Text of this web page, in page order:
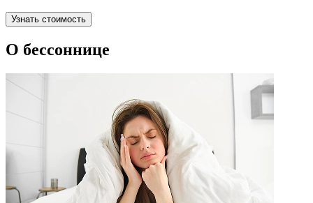
Узнать стоимость
О бессоннице